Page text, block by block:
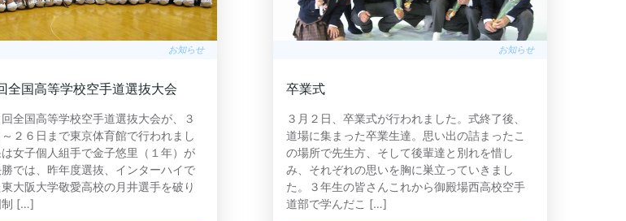
お知らせ
全国高等学校空手道選抜大会
全国高等学校空手道選抜大会が、３
～２６日まで東京体育館で行われまし
女子個人組手で金子悠里（１年）が
では、昨年度選抜、インターハイで
大阪大学敬愛高校の月井選手を破り
制 […]
お知らせ
卒業式
３月２日、卒業式が行われました。式終了後、
道場に集まった卒業生達。思い出の詰まったこ
の場所で先生方、そして後輩達と別れを惜し
み、それぞれの思いを胸に巣立っていきまし
た。３年生の皆さんこれから御殿場西高校空手
道部で学んだこ […]